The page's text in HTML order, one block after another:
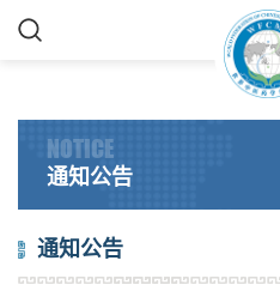
NOTICE
通知公告
通知公告